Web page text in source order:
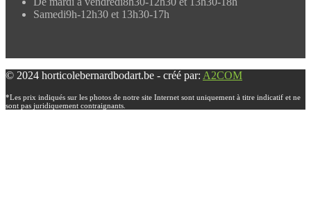
Samedi9h-12h30 et 13h30-17h
© 2024 horticolebernardbodart.be - créé par: A2COM
*Les prix indiqués sur les photos de notre site Internet sont uniquement à titre indicatif et ne
sont pas juridiquement contraignants.